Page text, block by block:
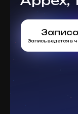
Запись ведется в